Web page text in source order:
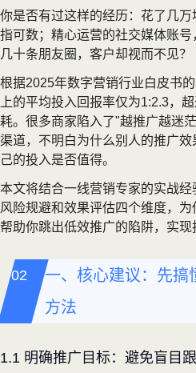
你是否有过这样的经历：花了几
指可数；精心运营的社交媒体账
几十条朋友圈，客户却视而不见？
根据2025年数字营销行业白皮书
上的平均投入回报率仅为1:2.3，
耗。很多商家陷入了"越推广越迷
渠道，不明白为什么别人的推广
己的投入是否值得。
本文将结合一线营销专家的实战经
风险规避和效果评估四个维度，为
帮助你跳出低效推广的陷阱，实现
一、核心建议：先搞
方法
1.1 明确推广目标：避免盲目